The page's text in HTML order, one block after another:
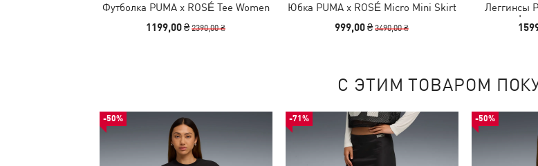
Футболка PUMA x ROSÉ Tee Women
1199,00 ₴2390,00 ₴
Юбка PUMA x ROSÉ Micro Mini Skirt
999,00 ₴3490,00 ₴
Леггинсы
С ЭТИМ ТОВАРОМ
-50% -71% -50%